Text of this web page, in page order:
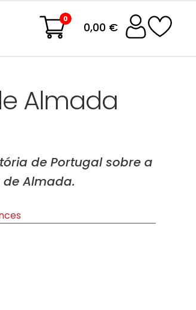
0
0,00 €
Almada
de Portugal sobre a
Almada.